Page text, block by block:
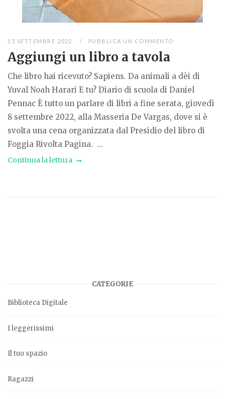
13 SETTEMBRE 2022 PUBBLICA UN COMMENTO
Aggiungi un libro a tavola
Che libro hai ricevuto? Sapiens. Da animali a dèi di
Yuval Noah Harari E tu? Diario di scuola di Daniel
Pennac È tutto un parlare di libri a fine serata, giovedì
8 settembre 2022, alla Masseria De Vargas, dove si è
svolta una cena organizzata dal Presidio del libro di
Foggia Rivolta Pagina. ...
Continua la lettura
CATEGORIE
Biblioteca Digitale
I leggerissimi
Il tuo spazio
Ragazzi